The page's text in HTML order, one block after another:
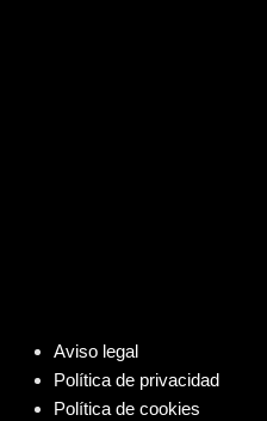
Aviso legal
Política de privacidad
Política de cookies